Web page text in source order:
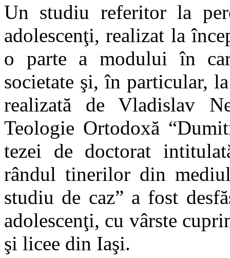
Un studiu referitor la
adolescenţi, realizat la
o parte a modului în
societate şi, în particular,
realizată de Vladislav
Teologie Ortodoxă
tezei de doctorat
rândul tinerilor din
studiu de caz” a fost
adolescenţi, cu vârste
şi licee din Iaşi.